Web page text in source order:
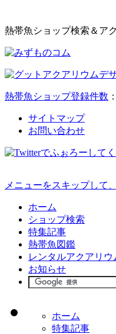
熱帯魚ショップ検索＆ア
熱帯魚ショップ登録件数 ：
サイトマップ
お問い合わせ
メニューをスキップして
ホーム
ショップ検索
特集記事
熱帯魚図鑑
レンタルアクアリウ
お知らせ
ホーム
特集記事